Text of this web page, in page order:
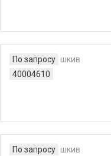
По запросу
40004610
По запросу